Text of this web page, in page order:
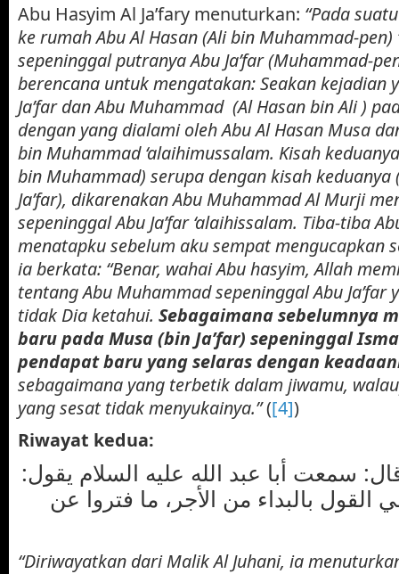
Abu Hasyim Al Ja’fary menuturkan: “Pada
ke rumah Abu Al Hasan (Ali bin Muhammad-pen)
sepeninggal putranya Abu Ja’far (Muhammad-
berencana untuk mengatakan: Seakan kejadian
Ja’far dan Abu Muhammad (Al Hasan bin Ali )
dengan yang dialami oleh Abu Al Hasan Musa
bin Muhammad ‘alaihimussalam. Kisah
bin Muhammad) serupa dengan kisah
Ja’far), dikarenakan Abu Muhammad Al Murji
sepeninggal Abu Ja’far ‘alaihissalam. Tiba-tiba
menatapku sebelum aku sempat mengucapkan
ia berkata: “Benar, wahai Abu hasyim, Allah
tentang Abu Muhammad sepeninggal Abu Ja’far
tidak Dia ketahui. Sebagaimana sebelumnya
baru pada Musa (bin Ja’far) sepeninggal
pendapat baru yang selaras dengan
sebagaimana yang terbetik dalam jiwamu,
yang sesat tidak menyukainya.”([4])
Riwayat kedua:
سمعت أبا عبد الله عليه السلام يقول:
القول بالبداء من الأجر، ما فتروا عن
“Diriwayatkan dari Malik Al Juhani, ia